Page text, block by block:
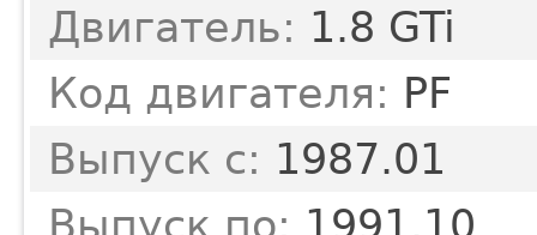
Двигатель: 1.8 GTi
Код двигателя: PF
Выпуск с: 1987.01
Выпуск по: 1991.10